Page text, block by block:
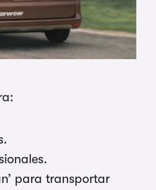
para transportar